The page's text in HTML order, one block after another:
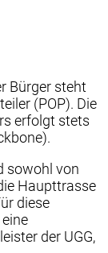
Bürger steht
(POP). Die
erfolgt stets
sowohl von
Haupttrasse
diese
der UGG,